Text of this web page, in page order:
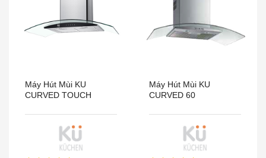
Máy Hút Mùi KU
CURVED TOUCH
Máy Hút Mùi KU
CURVED 60